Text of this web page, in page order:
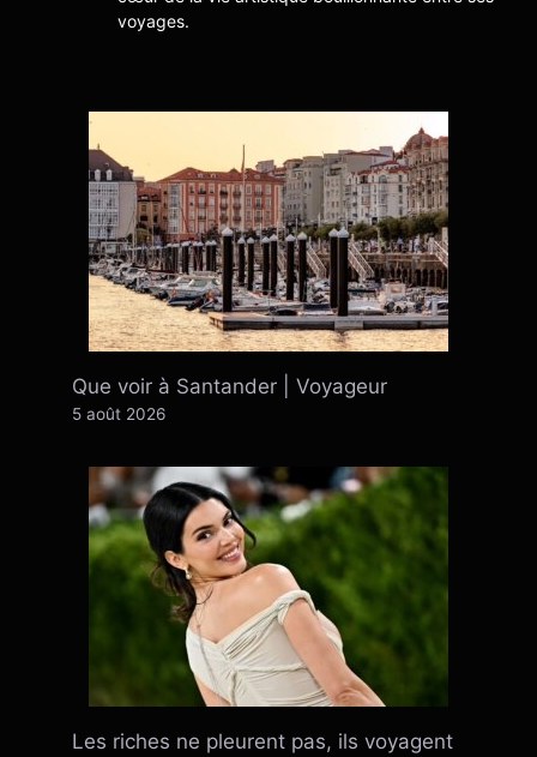
voyages.
Que voir à Santander | Voyageur
5 août 2026
Les riches ne pleurent pas, ils voyagent